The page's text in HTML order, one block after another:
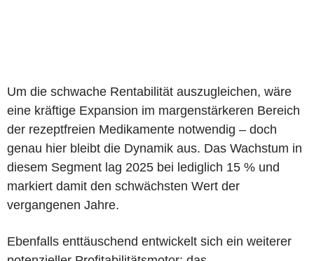
Um die schwache Rentabilität auszugleichen, wäre
eine kräftige Expansion im margenstärkeren Bereich
der rezeptfreien Medikamente notwendig – doch
genau hier bleibt die Dynamik aus. Das Wachstum in
diesem Segment lag 2025 bei lediglich 15 % und
markiert damit den schwächsten Wert der
vergangenen Jahre.
Ebenfalls enttäuschend entwickelt sich ein weiterer